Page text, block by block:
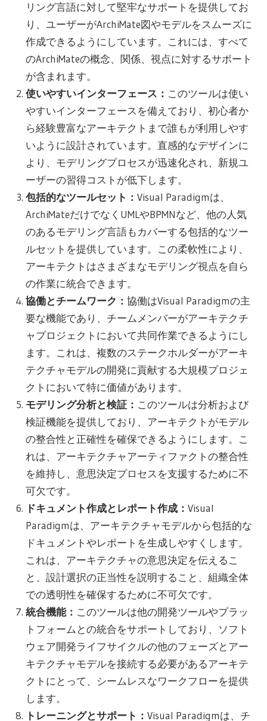
リング言語に対して堅牢なサポートを提供してお
り、ユーザーがArchiMate図やモデルをスムーズに
作成できるようにしています。これには、すべて
のArchiMateの概念、関係、視点に対するサポート
が含まれます。
使いやすいインターフェース： このツールは使い
やすいインターフェースを備えており、初心者か
ら経験豊富なアーキテクトまで誰もが利用しやす
いように設計されています。直感的なデザインに
より、モデリングプロセスが迅速化され、新規ユ
ーザーの習得コストが低下します。
包括的なツールセット： Visual Paradigmは、
ArchiMateだけでなくUMLやBPMNなど、他の人気
のあるモデリング言語もカバーする包括的なツー
ルセットを提供しています。この柔軟性により、
アーキテクトはさまざまなモデリング視点を自ら
の作業に統合できます。
協働とチームワーク： 協働はVisual Paradigmの主
要な機能であり、チームメンバーがアーキテクチ
ャプロジェクトにおいて共同作業できるようにし
ます。これは、複数のステークホルダーがアーキ
テクチャモデルの開発に貢献する大規模プロジェ
クトにおいて特に価値があります。
モデリング分析と検証： このツールは分析および
検証機能を提供しており、アーキテクトがモデル
の整合性と正確性を確保できるようにします。こ
れは、アーキテクチャアーティファクトの整合性
を維持し、意思決定プロセスを支援するために不
可欠です。
ドキュメント作成とレポート作成： Visual
Paradigmは、アーキテクチャモデルから包括的な
ドキュメントやレポートを生成しやすくします。
これは、アーキテクチャの意思決定を伝えるこ
と、設計選択の正当性を説明すること、組織全体
での透明性を確保するために不可欠です。
統合機能： このツールは他の開発ツールやプラッ
トフォームとの統合をサポートしており、ソフト
ウェア開発ライフサイクルの他のフェーズとアー
キテクチャモデルを接続する必要があるアーキテ
クトにとって、シームレスなワークフローを提供
します。
トレーニングとサポート： Visual Paradigmは、チ